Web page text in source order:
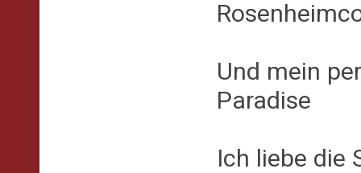
Und mein
Paradise
Ich liebe die